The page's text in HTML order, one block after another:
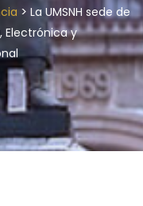
> La UMSNH sede de
Electrónica y